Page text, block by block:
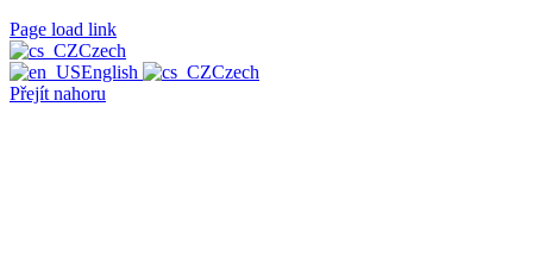
Page load link
Czech
English
Czech
Přejít nahoru